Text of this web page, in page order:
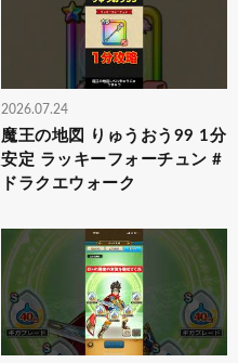
2026.07.24
魔王の地図 りゅうおう99 1分
安定 ラッキーフォーチュン #
ドラクエウォーク